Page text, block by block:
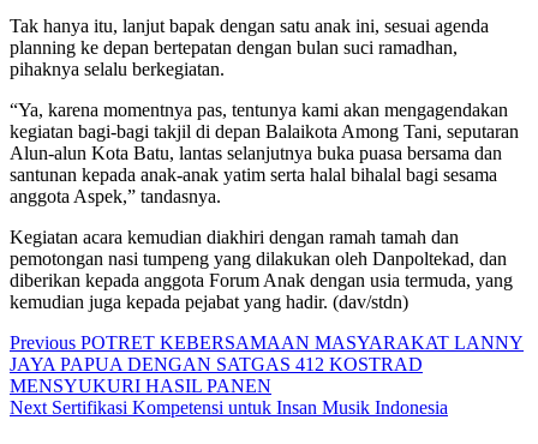
Tak hanya itu, lanjut bapak dengan satu anak ini, sesuai agenda
planning ke depan bertepatan dengan bulan suci ramadhan,
pihaknya selalu berkegiatan.
“Ya, karena momentnya pas, tentunya kami akan mengagendakan
kegiatan bagi-bagi takjil di depan Balaikota Among Tani, seputaran
Alun-alun Kota Batu, lantas selanjutnya buka puasa bersama dan
santunan kepada anak-anak yatim serta halal bihalal bagi sesama
anggota Aspek,” tandasnya.
Kegiatan acara kemudian diakhiri dengan ramah tamah dan
pemotongan nasi tumpeng yang dilakukan oleh Danpoltekad, dan
diberikan kepada anggota Forum Anak dengan usia termuda, yang
kemudian juga kepada pejabat yang hadir. (dav/stdn)
Continue
Reading
Previous POTRET KEBERSAMAAN MASYARAKAT LANNY
JAYA PAPUA DENGAN SATGAS 412 KOSTRAD
MENSYUKURI HASIL PANEN
Next Sertifikasi Kompetensi untuk Insan Musik Indonesia